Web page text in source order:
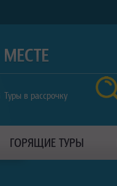
Туры в рассрочку
ГОРЯЩИЕ ТУРЫ